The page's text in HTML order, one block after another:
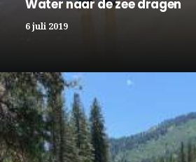
Water naar de zee dragen
6 juli 2019